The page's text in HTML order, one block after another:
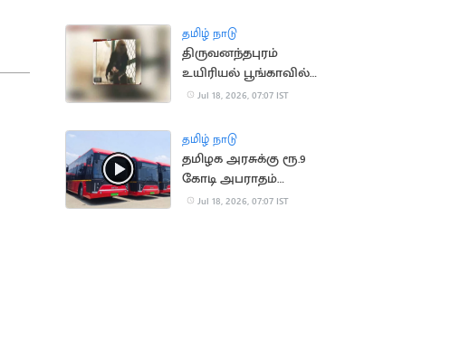
மீட்பு
தமிழ் நாடு
திருவனந்தபுரம்
உயிரியல் பூங்காவில்
நீலகிரி கருங்குரங்கு
Jul 18, 2026, 07:07 IST
தமிழ் நாடு
தமிழக அரசுக்கு ரூ.9
கோடி அபராதம்
செலுத்திய OHM
Jul 18, 2026, 07:07 IST